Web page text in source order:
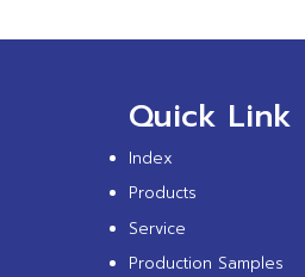
Quick Link
Index
Products
Service
Production Samples